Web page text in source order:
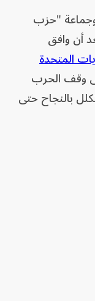
"حزب
أن وافق
المتحدة
وقف الحرب
لم تكلل بالنجاح حتى